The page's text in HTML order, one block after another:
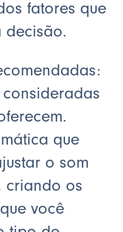
fatores que
decisão.
consideradas
que
o som
criando os
você